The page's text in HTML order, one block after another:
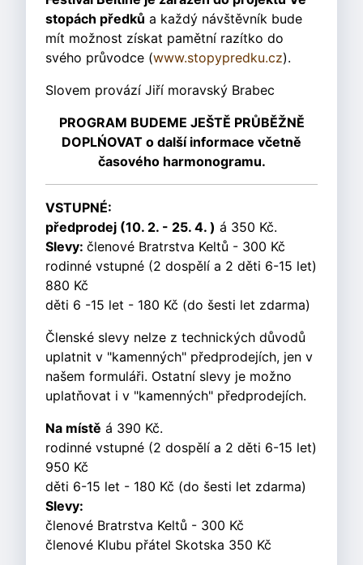
stopách předků a každý návštěvník bude
mít možnost získat pamětní razítko do
svého průvodce (www.stopypredku.cz).
Slovem provází Jiří moravský Brabec
PROGRAM BUDEME JEŠTĚ PRŮBĚŽNĚ
DOPLŃOVAT o další informace včetně
časového harmonogramu.
VSTUPNÉ:
předprodej (10. 2. - 25. 4. ) á 350 Kč.
Slevy: členové Bratrstva Keltů - 300 Kč
rodinné vstupné (2 dospělí a 2 děti 6-15 let)
880 Kč
děti 6 -15 let - 180 Kč (do šesti let zdarma)
Členské slevy nelze z technických důvodů
uplatnit v "kamenných" předprodejích, jen v
našem formuláři. Ostatní slevy je možno
uplatňovat i v "kamenných" předprodejích.
Na místě á 390 Kč.
rodinné vstupné (2 dospělí a 2 děti 6-15 let)
950 Kč
děti 6-15 let - 180 Kč (do šesti let zdarma)
Slevy:
členové Bratrstva Keltů - 300 Kč
členové Klubu přátel Skotska 350 Kč